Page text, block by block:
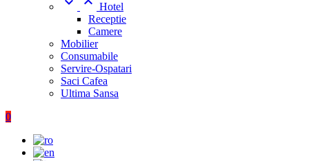
Hotel
Receptie
Camere
Mobilier
Consumabile
Servire-Ospatari
Saci Cafea
Ultima Sansa
0